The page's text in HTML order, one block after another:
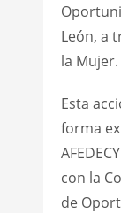
León, a
la Mujer.
Esta
forma
con la
de